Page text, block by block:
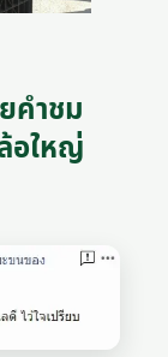
คำชม
อใหญ่